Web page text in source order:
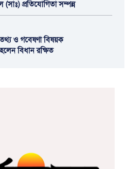
প্রতিযোগিতা সম্পন্ন
ও গবেষণা বিষয়ক
বিধান রক্ষিত